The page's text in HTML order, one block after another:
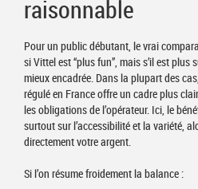
raisonnable
Pour un public débutant, le vrai
si Vittel est “plus fun”, mais s’il est plus
mieux encadrée. Dans la plupart des
régulé en France offre un cadre plus
les obligations de l’opérateur. Ici, le
surtout sur l’accessibilité et la variété,
directement votre argent.
Si l’on résume froidement la balance :